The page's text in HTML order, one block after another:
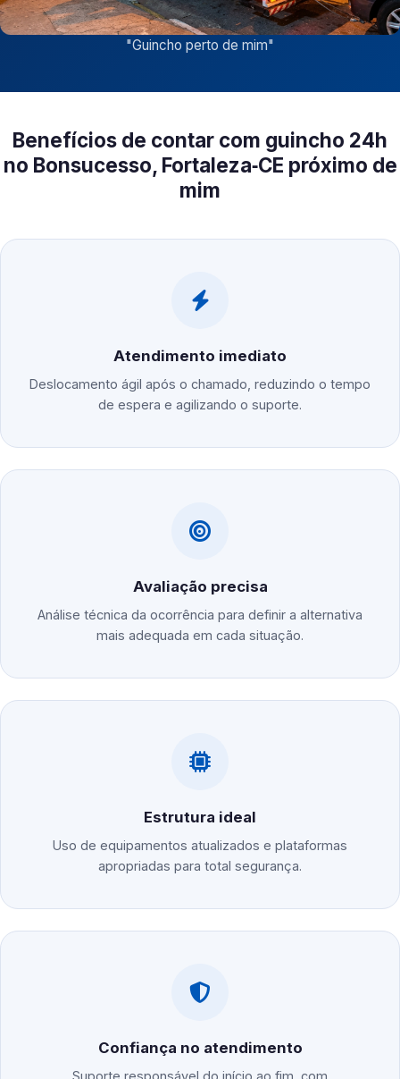
"Guincho perto de mim"
Benefícios de contar com guincho 24h
no Bonsucesso, Fortaleza‑CE próximo de
mim
Atendimento imediato
Deslocamento ágil após o chamado, reduzindo o tempo
de espera e agilizando o suporte.
Avaliação precisa
Análise técnica da ocorrência para definir a alternativa
mais adequada em cada situação.
Estrutura ideal
Uso de equipamentos atualizados e plataformas
apropriadas para total segurança.
Confiança no atendimento
Suporte responsável do início ao fim, com